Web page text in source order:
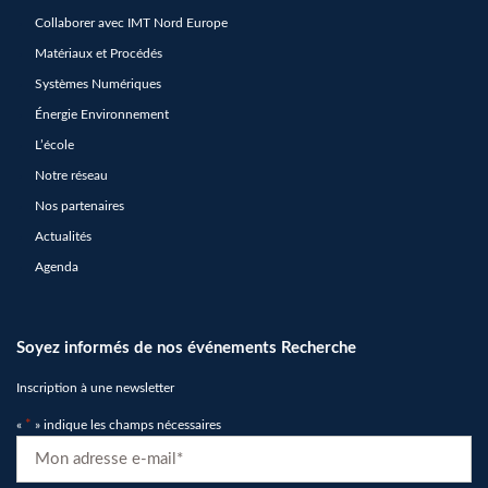
Collaborer avec IMT Nord Europe
Matériaux et Procédés
Systèmes Numériques
Énergie Environnement
L’école
Notre réseau
Nos partenaires
Actualités
Agenda
Soyez informés de nos événements Recherche
Inscription à une newsletter
« * » indique les champs nécessaires